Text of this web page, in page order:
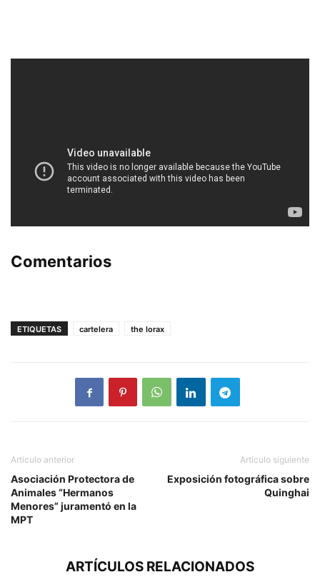
Comentarios
ETIQUETAS cartelera the lorax
Artículo anterior
Asociación Protectora de
Animales “Hermanos
Menores” juramentó en la
MPT
Artículo siguiente
Exposición fotográfica sobre
Quinghai
ARTÍCULOS RELACIONADOS